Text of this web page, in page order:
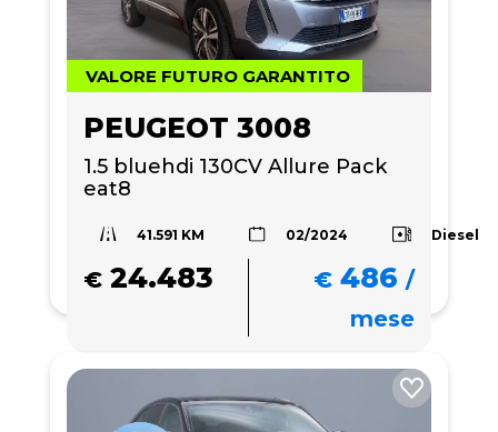
VALORE FUTURO GARANTITO
PEUGEOT 3008
1.5 bluehdi 130CV Allure Pack
eat8
41.591 KM 02/2024 Diesel
€ 24.483 € 486 /
mese